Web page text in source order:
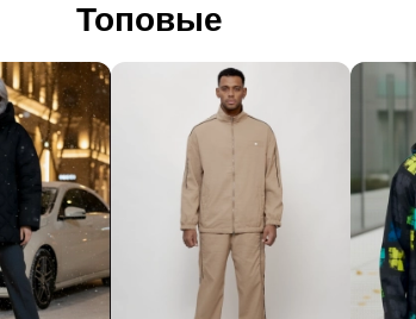
Дизайн и стиль
носка
Топовые